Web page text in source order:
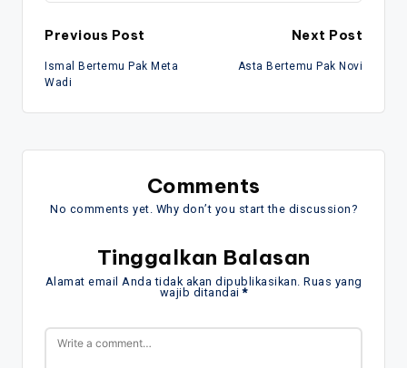
Post
navigation
Previous Post
Ismal Bertemu Pak Meta
Wadi
Next Post
Asta Bertemu Pak Novi
Comments
No comments yet. Why don’t you start the discussion?
Tinggalkan Balasan
Alamat email Anda tidak akan dipublikasikan. Ruas yang
wajib ditandai*